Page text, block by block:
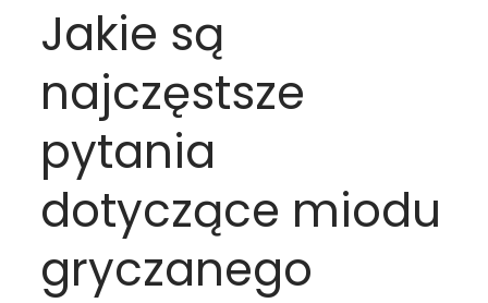
Jakie są
najczęstsze
pytania
dotyczące miodu
gryczanego